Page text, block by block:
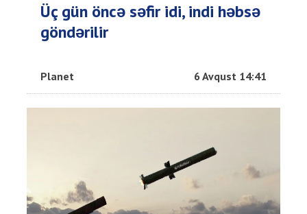
Üç gün öncə səfir idi, indi həbsə
göndərilir
Planet 6 Avqust 14:41